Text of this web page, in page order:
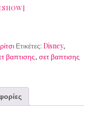
Ετικέτες: Disney,
βαπτισης, σετ βαπτισης